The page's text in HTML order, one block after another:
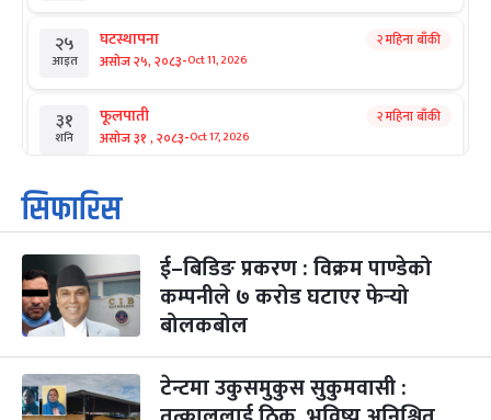
२५
आइत
घटस्थापना
असोज २५, २०८३-Oct 11, 2026
२ महिना बाँकी
३१
शनि
फूलपाती
असोज ३१ , २०८३-Oct 17, 2026
२ महिना बाँकी
१
आइत
कार्तिक सङ्क्रान्ति
कार्तिक १, २०८३
३
मंगल
महानवमी
कार्तिक ३, २०८३-Oct 20, 2026
२ महिना बाँकी
४
सिफारिस
ई–बिडिङ प्रकरण : विक्रम पाण्डेको
कम्पनीले ७ करोड घटाएर फेर्‍यो
बोलकबोल
टेन्टमा उकुसमुकुस सुकुमवासी :